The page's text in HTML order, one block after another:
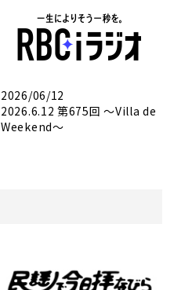
2026/06/12
2026.6.12 第675回 ～Villa de
Weekend～